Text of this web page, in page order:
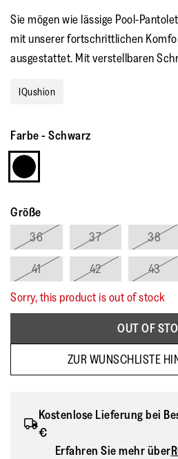
Sie mögen wie lässige Pool-
mit unserer fortschrittlichen
ausgestattet. Mit verstellbaren
IQushion
Farbe- Schwarz
Größe
36
37 38
41 42
43
Sorry, this product is out of stock
OUT OF
ZUR WUNSCHLISTE
Kostenlose Lieferung bei
€
Erfahren Sie mehr über